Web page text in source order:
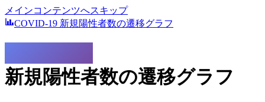
メインコンテンツへスキップ
COVID-19 新規陽性者数の遷移グラフ
新規陽性者数の遷移グラフ